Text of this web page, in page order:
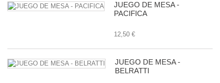
JUEGO DE MESA -
PACIFICA
12,50 €
JUEGO DE MESA -
BELRATTI